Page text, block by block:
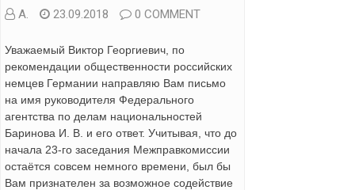
А. 23.09.2018 0 COMMENT
Уважаемый Виктор Георгиевич, по
рекомендации общественности российских
немцев Германии направляю Вам письмо
на имя руководителя Федерального
агентства по делам национальностей
Баринова И. В. и его ответ. Учитывая, что до
начала 23-го заседания Межправкомиссии
остаётся совсем немного времени, был бы
Вам признателен за возможное содействие